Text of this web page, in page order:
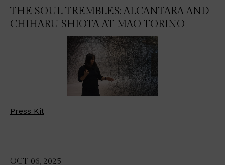
THE SOUL TREMBLES: ALCANTARA AND
CHIHARU SHIOTA AT MAO TORINO
Press Kit
OCT 06, 2025